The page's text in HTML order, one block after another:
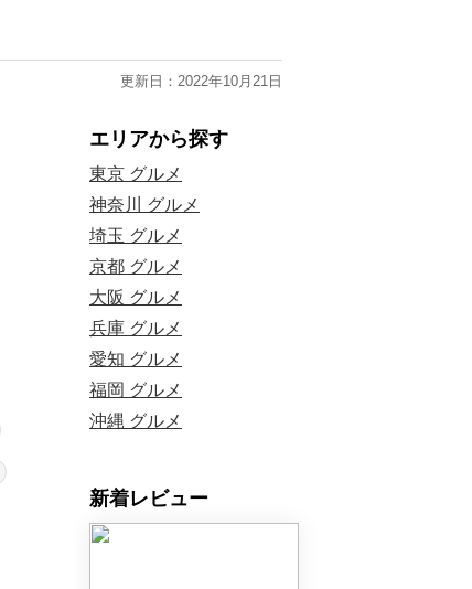
更新日：2022年10月21日
エリアから探す
東京 グルメ
神奈川 グルメ
埼玉 グルメ
京都 グルメ
大阪 グルメ
兵庫 グルメ
愛知 グルメ
福岡 グルメ
沖縄 グルメ
新着レビュー